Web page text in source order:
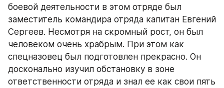
боевой деятельности в этом отряде был
заместитель командира отряда капитан Евгений
Сергеев. Несмотря на скромный рост, он был
человеком очень храбрым. При этом как
спецназовец был подготовлен прекрасно. Он
досконально изучил обстановку в зоне
ответственности отряда и знал ее как свои пять